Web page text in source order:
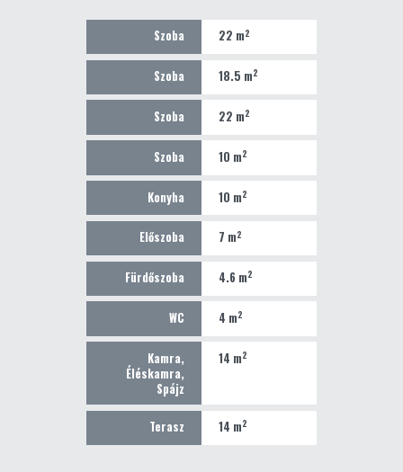
Szoba 22 m2
Szoba 18.5 m2
Szoba 22 m2
Szoba 10 m2
Konyha 10 m2
Előszoba 7 m2
Fürdőszoba 4.6 m2
WC 4 m2
Kamra,
Éléskamra,
Spájz
14 m2
Terasz 14 m2